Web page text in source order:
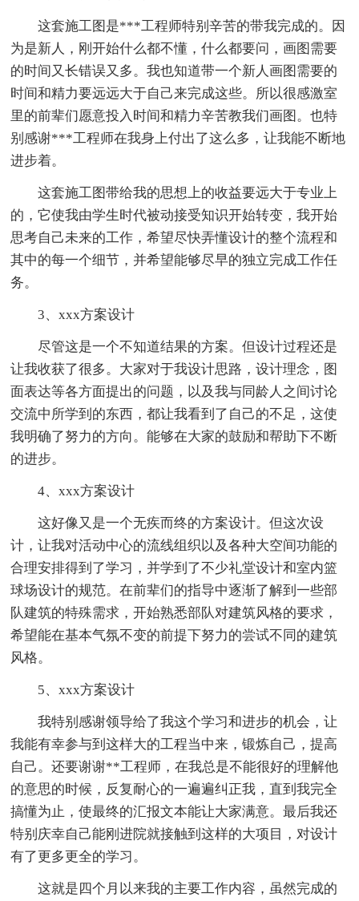
这套施工图是***工程师特别辛苦的带我完成的。因
为是新人，刚开始什么都不懂，什么都要问，画图需要
的时间又长错误又多。我也知道带一个新人画图需要的
时间和精力要远远大于自己来完成这些。所以很感激室
里的前辈们愿意投入时间和精力辛苦教我们画图。也特
别感谢***工程师在我身上付出了这么多，让我能不断地
进步着。
这套施工图带给我的思想上的收益要远大于专业上
的，它使我由学生时代被动接受知识开始转变，我开始
思考自己未来的工作，希望尽快弄懂设计的整个流程和
其中的每一个细节，并希望能够尽早的独立完成工作任
务。
3、xxx方案设计
尽管这是一个不知道结果的方案。但设计过程还是
让我收获了很多。大家对于我设计思路，设计理念，图
面表达等各方面提出的问题，以及我与同龄人之间讨论
交流中所学到的东西，都让我看到了自己的不足，这使
我明确了努力的方向。能够在大家的鼓励和帮助下不断
的进步。
4、xxx方案设计
这好像又是一个无疾而终的方案设计。但这次设
计，让我对活动中心的流线组织以及各种大空间功能的
合理安排得到了学习，并学到了不少礼堂设计和室内篮
球场设计的规范。在前辈们的指导中逐渐了解到一些部
队建筑的特殊需求，开始熟悉部队对建筑风格的要求，
希望能在基本气氛不变的前提下努力的尝试不同的建筑
风格。
5、xxx方案设计
我特别感谢领导给了我这个学习和进步的机会，让
我能有幸参与到这样大的工程当中来，锻炼自己，提高
自己。还要谢谢**工程师，在我总是不能很好的理解他
的意思的时候，反复耐心的一遍遍纠正我，直到我完全
搞懂为止，使最终的汇报文本能让大家满意。最后我还
特别庆幸自己能刚进院就接触到这样的大项目，对设计
有了更多更全的学习。
这就是四个月以来我的主要工作内容，虽然完成的